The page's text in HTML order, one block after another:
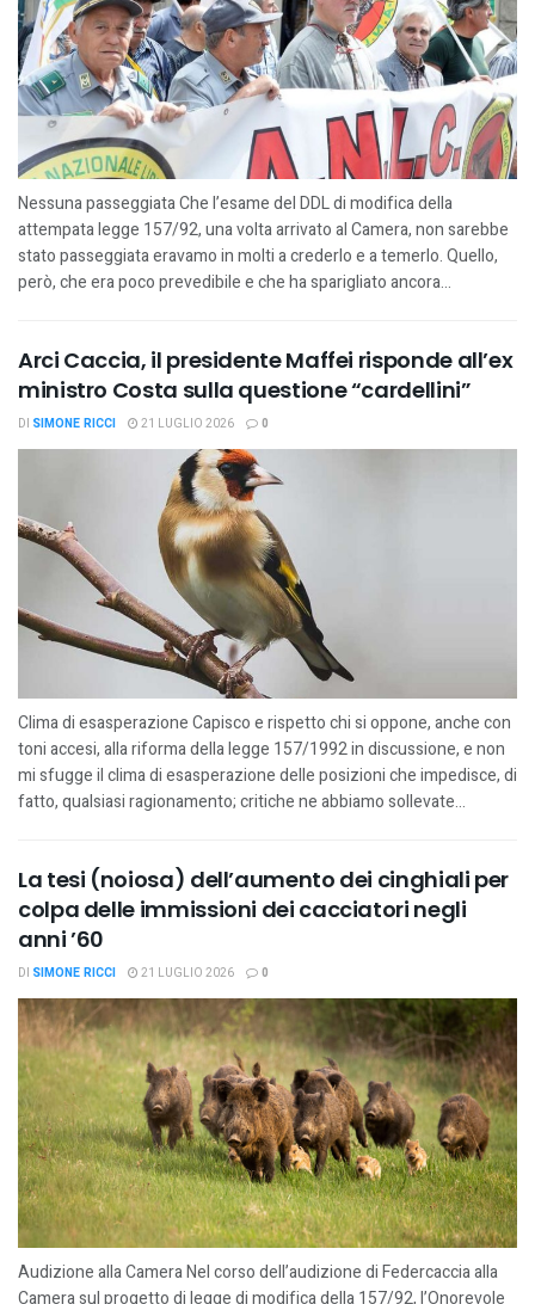
Nessuna passeggiata Che l’esame del DDL di modifica della
attempata legge 157/92, una volta arrivato al Camera, non sarebbe
stato passeggiata eravamo in molti a crederlo e a temerlo. Quello,
però, che era poco prevedibile e che ha sparigliato ancora...
Arci Caccia, il presidente Maffei risponde all’ex
ministro Costa sulla questione “cardellini”
DI SIMONE RICCI 21 LUGLIO 2026 0
Clima di esasperazione Capisco e rispetto chi si oppone, anche con
toni accesi, alla riforma della legge 157/1992 in discussione, e non
mi sfugge il clima di esasperazione delle posizioni che impedisce, di
fatto, qualsiasi ragionamento; critiche ne abbiamo sollevate...
La tesi (noiosa) dell’aumento dei cinghiali per
colpa delle immissioni dei cacciatori negli
anni ’60
DI SIMONE RICCI 21 LUGLIO 2026 0
Audizione alla Camera Nel corso dell’audizione di Federcaccia alla
Camera sul progetto di legge di modifica della 157/92, l’Onorevole